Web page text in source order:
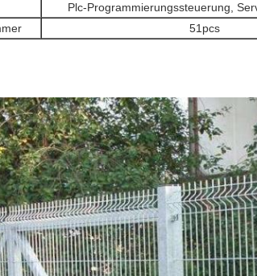
Plc-Programmierungssteuerung,
51pcs